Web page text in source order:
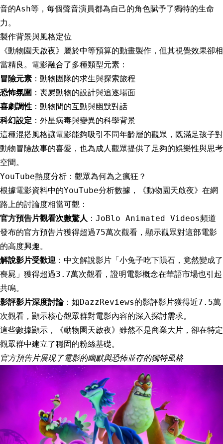
音的Ash等，每個聲音演員都為自己的角色賦予了獨特的生命
力。
製作背景與風格定位
《動物園天啟夜》屬於中等預算的動畫製作，但其視覺效果卻相
當精良。電影融合了多種類型元素：
冒險元素 ：動物團隊的求生與探索旅程
恐怖氛圍 ：喪屍動物的設計與追逐場面
喜劇調性 ：動物間的互動與幽默對話
科幻設定 ：外星病毒與變異的科學背景
這種混搭風格讓電影能夠吸引不同年齡層的觀眾，既滿足孩子對
動物冒險故事的喜愛，也為成人觀眾提供了足夠的娛樂性與思考
空間。
YouTube熱度分析：觀眾為何為之瘋狂？
根據電影資料中的YouTube分析數據，《動物園天啟夜》在網
路上的討論度相當可觀：
官方預告片觀看次數驚人 ：JoBlo Animated Videos頻道
發布的官方預告片獲得超過75萬次觀看，顯示觀眾對這部電影
的高度興趣。
解說影片受歡迎 ：中文解說影片「小兔子吃下隕石，竟然變成了
喪屍」獲得超過3.7萬次觀看，證明電影概念在華語市場也引起
共鳴。
影評影片深度討論：如DazzReviews的影評影片獲得近7.5萬
次觀看，顯示核心觀眾群對電影內容的深入探討需求。
這些數據顯示，《動物園天啟夜》雖然不是商業大片，卻在特定
觀眾群中建立了穩固的粉絲基礎。
官方預告片展現了電影的幽默與恐怖並存的獨特風格